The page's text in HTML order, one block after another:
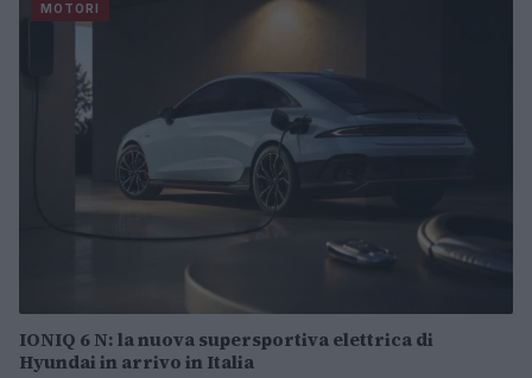
MOTORI
IONIQ 6 N: la nuova supersportiva elettrica di
Hyundai in arrivo in Italia